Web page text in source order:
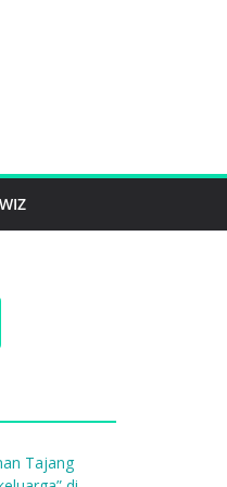
WIZ
Tajang